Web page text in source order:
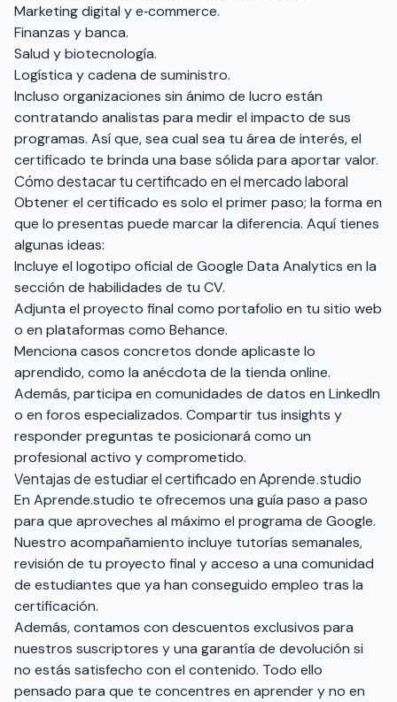
Marketing digital y e‑commerce.
Finanzas y banca.
Salud y biotecnología.
Logística y cadena de suministro.
Incluso organizaciones sin ánimo de lucro están
contratando analistas para medir el impacto de sus
programas. Así que, sea cual sea tu área de interés, el
certificado te brinda una base sólida para aportar valor.
Cómo destacar tu certificado en el mercado laboral
Obtener el certificado es solo el primer paso; la forma en
que lo presentas puede marcar la diferencia. Aquí tienes
algunas ideas:
Incluye el logotipo oficial de Google Data Analytics en la
sección de habilidades de tu CV.
Adjunta el proyecto final como portafolio en tu sitio web
o en plataformas como Behance.
Menciona casos concretos donde aplicaste lo
aprendido, como la anécdota de la tienda online.
Además, participa en comunidades de datos en LinkedIn
o en foros especializados. Compartir tus insights y
responder preguntas te posicionará como un
profesional activo y comprometido.
Ventajas de estudiar el certificado en Aprende.studio
En Aprende.studio te ofrecemos una guía paso a paso
para que aproveches al máximo el programa de Google.
Nuestro acompañamiento incluye tutorías semanales,
revisión de tu proyecto final y acceso a una comunidad
de estudiantes que ya han conseguido empleo tras la
certificación.
Además, contamos con descuentos exclusivos para
nuestros suscriptores y una garantía de devolución si
no estás satisfecho con el contenido. Todo ello
pensado para que te concentres en aprender y no en